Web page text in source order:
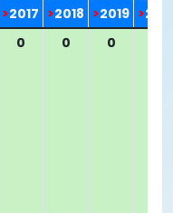
>2017 >2018 >2019 >
0 0 0